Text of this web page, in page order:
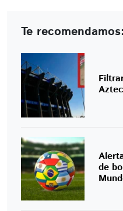
Te recomendamos:
de